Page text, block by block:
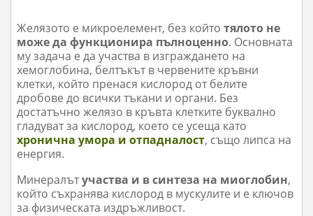
Желязото е микроелемент, без койтотялото не
може да функционира пълноценно. Основната
му задача е да участва в изграждането на
хемоглобина, белтъкът в червените кръвни
клетки, който пренася кислород от белите
дробове до всички тъкани и органи. Без
достатъчно желязо в кръвта клетките буквално
гладуват за кислород, което се усеща като
хронична умора и отпадналост, също липса на
енергия.
Минералътучаства и в синтеза на миоглобин,
който съхранява кислород в мускулите и е ключов
за физическата издръжливост.